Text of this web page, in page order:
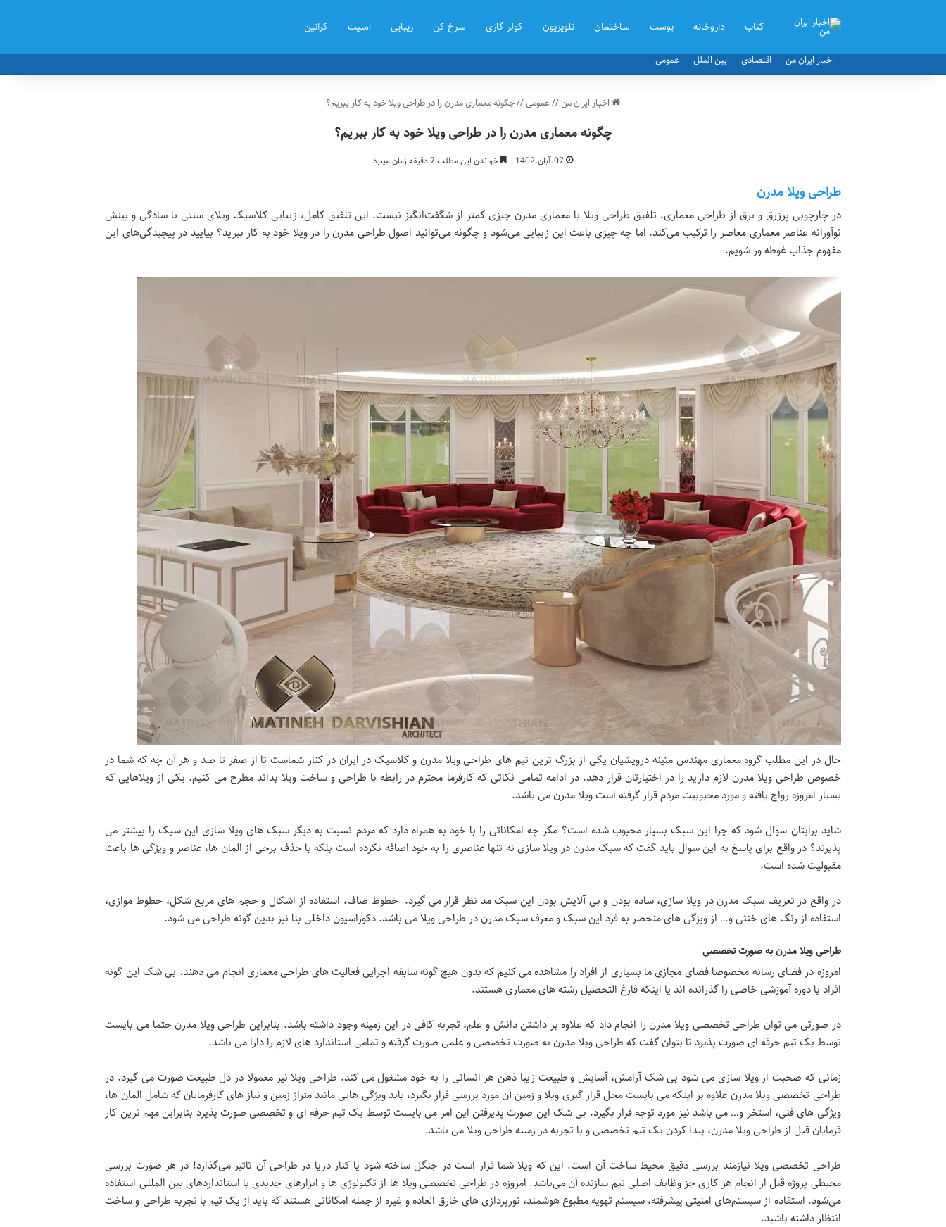
کتاب داروخانه پوست ساختمان تلویزیون کولر گازی سرخ کن زیبایی امنیت کراتین
اخبار ایران من اقتصادی بین الملل عمومی
اخبار ایران من// عمومی//چگونه معماری مدرن را در طراحی ویلا خود به کار ببریم؟
چگونه معماری مدرن را در طراحی ویلا خود به کار ببریم؟
07.آبان.1402 خواندن این مطلب 7 دقیقه زمان میبرد
طراحی ویلا مدرن
در چارچوبی پرزرق و برق از طراحی معماری، تلفیق طراحی ویلا با معماری مدرن چیزی کمتر از شگفت‌انگیز نیست. این تلفیق کامل، زیبایی کلاسیک ویلای سنتی با سادگی و بینش
نوآورانه عناصر معماری معاصر را ترکیب می‌کند. اما چه چیزی باعث این زیبایی می‌شود و چگونه می‌توانید اصول طراحی مدرن را در ویلا خود به کار ببرید؟ بیایید در پیچیدگی‌های این
مفهوم جذاب غوطه ور شویم.
حال در این مطلب گروه معماری مهندس متینه درویشیان یکی از بزرگ ترین تیم های طراحی ویلا مدرن و کلاسیک در ایران در کنار شماست تا از صفر تا صد و هر آن چه که شما در
خصوص طراحی ویلا مدرن لازم دارید را در اختیارتان قرار دهد. در ادامه تمامی نکاتی که کارفرما محترم در رابطه با طراحی و ساخت ویلا بداند مطرح می کنیم. یکی از ویلاهایی که
بسیار امروزه رواج یافته و مورد محبوبیت مردم قرار گرفته است ویلا مدرن می باشد.
شاید برایتان سوال شود که چرا این سبک بسیار محبوب شده است؟ مگر چه امکاناتی را با خود به همراه دارد که مردم نسبت به دیگر سبک های ویلا سازی این سبک را بیشتر می
پذیرند؟ در واقع برای پاسخ به این سوال باید گفت که سبک مدرن در ویلا سازی نه تنها عناصری را به خود اضافه نکرده است بلکه با حذف برخی از المان ها، عناصر و ویژگی ها باعث
مقبولیت شده است.
در واقع در تعریف سبک مدرن در ویلا سازی، ساده بودن و بی آلایش بودن این سبک مد نظر قرار می گیرد. خطوط صاف، استفاده از اشکال و حجم های مربع شکل، خطوط موازی،
استفاده از رنگ های خنثی و… از ویژگی های منحصر به فرد این سبک و معرف سبک مدرن در طراحی ویلا می باشد. دکوراسیون داخلی بنا نیز بدین گونه طراحی می شود.
طراحی ویلا مدرن به صورت تخصصی
امروزه در فضای رسانه مخصوصا فضای مجازی ما بسیاری از افراد را مشاهده می کنیم که بدون هیچ گونه سابقه اجرایی فعالیت های طراحی معماری انجام می دهند. بی شک این گونه
افراد یا دوره آموزشی خاصی را گذرانده اند یا اینکه فارغ التحصیل رشته های معماری هستند.
در صورتی می توان طراحی تخصصی ویلا مدرن را انجام داد که علاوه بر داشتن دانش و علم، تجربه کافی در این زمینه وجود داشته باشد. بنابراین طراحی ویلا مدرن حتما می بایست
توسط یک تیم حرفه ای صورت پذیرد تا بتوان گفت که طراحی ویلا مدرن به صورت تخصصی و علمی صورت گرفته و تمامی استاندارد های لازم را دارا می باشد.
زمانی که صحبت از ویلا سازی می شود بی شک آرامش، آسایش و طبیعت زیبا ذهن هر انسانی را به خود مشغول می کند. طراحی ویلا نیز معمولا در دل طبیعت صورت می گیرد. در
طراحی تخصصی ویلا مدرن علاوه بر اینکه می بایست محل قرار گیری ویلا و زمین آن مورد بررسی قرار بگیرد، باید ویژگی هایی مانند متراژ زمین و نیاز های کارفرمایان که شامل المان ها،
ویژگی های فنی، استخر و… می باشد نیز مورد توجه قرار بگیرد. بی شک این صورت پذیرفتن این امر می بایست توسط یک تیم حرفه ای و تخصصی صورت پذیرد بنابراین مهم ترین کار
فرمایان قبل از طراحی ویلا مدرن، پیدا کردن یک تیم تخصصی و با تجربه در زمینه طراحی ویلا می باشد.
طراحی تخصصی ویلا نیازمند بررسی دقیق محیط ساخت آن است. این که ویلا شما قرار است در جنگل ساخته شود یا کنار دریا در طراحی آن تاثیر می‌گذارد! در هر صورت بررسی
محیطی پروژه قبل از انجام هر کاری جز وظایف اصلی تیم سازنده آن می‌باشد. امروزه در طراحی تخصصی ویلا ها از تکنولوژی ها و ابزارهای جدیدی با استانداردهای بین المللی استفاده
می‌شود. استفاده از سیستم‌های امنیتی پیشرفته‌، سیستم تهویه مطبوع هوشمند، نورپردازی های خارق العاده و غیره از جمله امکاناتی هستند که باید از یک تیم با تجربه طراحی و ساخت
انتظار داشته باشید.